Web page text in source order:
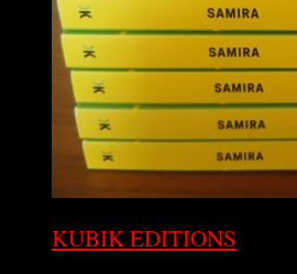
KUBIK EDITIONS